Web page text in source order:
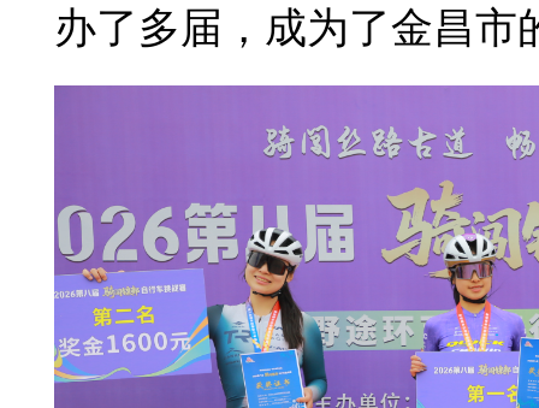
办了多届，成为了金昌市